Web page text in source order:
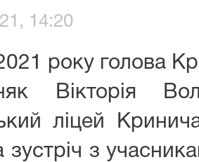
14:20
року голова
Вікторія
ліцей
зустріч з